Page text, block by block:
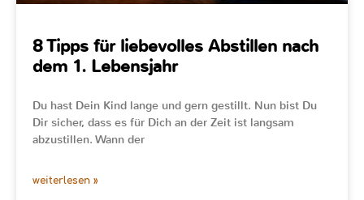
8 Tipps für liebevolles Abstillen nach
dem 1. Lebensjahr
Du hast Dein Kind lange und gern gestillt. Nun bist Du
Dir sicher, dass es für Dich an der Zeit ist langsam
abzustillen. Wann der
weiterlesen »